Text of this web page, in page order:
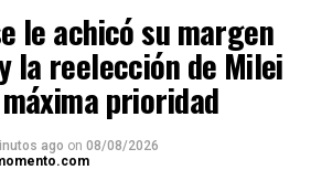
le achicó su margen
la reelección de Milei
prioridad
ago on 08/08/2026